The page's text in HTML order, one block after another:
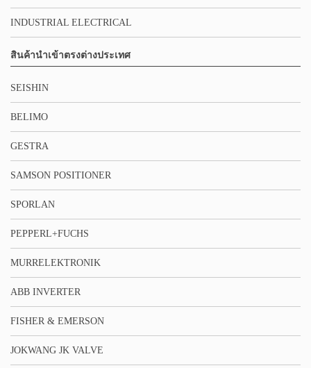
INDUSTRIAL ELECTRICAL
สินค้านำเข้าตรงต่างประเทศ
SEISHIN
BELIMO
GESTRA
SAMSON POSITIONER
SPORLAN
PEPPERL+FUCHS
MURRELEKTRONIK
ABB INVERTER
FISHER & EMERSON
JOKWANG JK VALVE